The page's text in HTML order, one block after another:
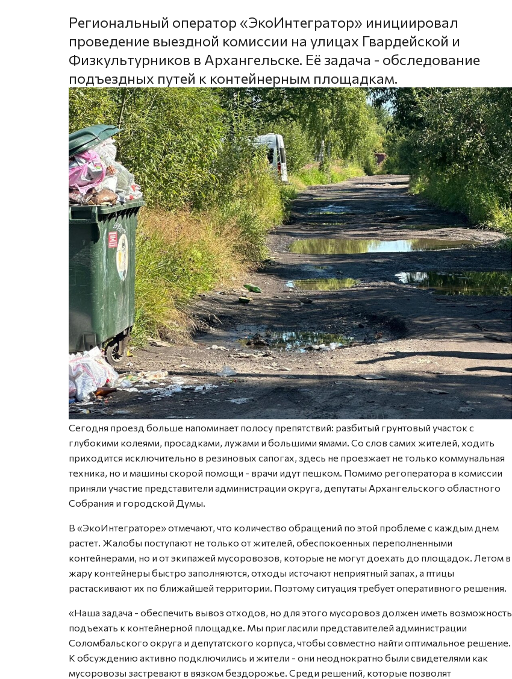
Региональный оператор «ЭкоИнтегратор» инициировал
проведение выездной комиссии на улицах Гвардейской и
Физкультурников в Архангельске. Её задача - обследование
подъездных путей к контейнерным площадкам.
Сегодня проезд больше напоминает полосу препятствий: разбитый грунтовый участок с
глубокими колеями, просадками, лужами и большими ямами. Со слов самих жителей, ходить
приходится исключительно в резиновых сапогах, здесь не проезжает не только коммунальная
техника, но и машины скорой помощи - врачи идут пешком. Помимо регоператора в комиссии
приняли участие представители администрации округа, депутаты Архангельского областного
Собрания и городской Думы.
В «ЭкоИнтеграторе» отмечают, что количество обращений по этой проблеме с каждым днем
растет. Жалобы поступают не только от жителей, обеспокоенных переполненными
контейнерами, но и от экипажей мусоровозов, которые не могут доехать до площадок. Летом в
жару контейнеры быстро заполняются, отходы источают неприятный запах, а птицы
растаскивают их по ближайшей территории. Поэтому ситуация требует оперативного решения.
«Наша задача - обеспечить вывоз отходов, но для этого мусоровоз должен иметь возможность
подъехать к контейнерной площадке. Мы пригласили представителей администрации
Соломбальского округа и депутатского корпуса, чтобы совместно найти оптимальное решение.
К обсуждению активно подключились и жители - они неоднократно были свидетелями как
мусоровозы застревают в вязком бездорожье. Среди решений, которые позволят